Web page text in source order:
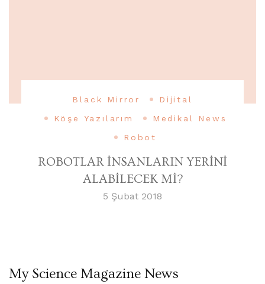
Black Mirror
Dijital
Köşe Yazılarım
Medikal News
Robot
ROBOTLAR İNSANLARIN YERİNİ
ALABİLECEK Mİ?
5 Şubat 2018
My Science Magazine News